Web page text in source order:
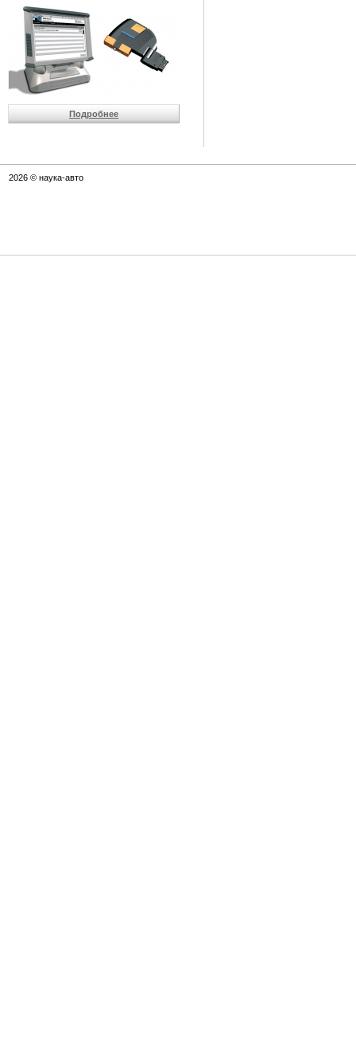
Подробнее
2026 © наука-авто